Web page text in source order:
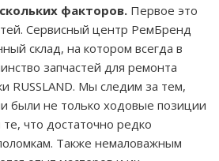
факторов. Первое это
Сервисный центр РемБренд
склад, на котором всегда в
запчастей для ремонта
RUSSLAND. Мы следим за тем,
были не только ходовые позиции
те, что достаточно редко
Также немаловажным